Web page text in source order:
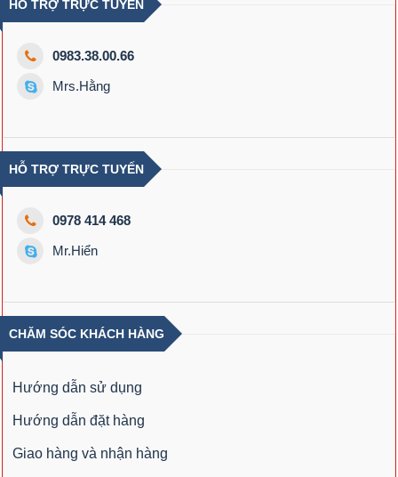
HỖ TRỢ TRỰC TUYẾN
0983.38.00.66
Mrs.Hằng
HỖ TRỢ TRỰC TUYẾN
0978 414 468
Mr.Hiển
CHĂM SÓC KHÁCH HÀNG
Hướng dẫn sử dụng
Hướng dẫn đặt hàng
Giao hàng và nhận hàng